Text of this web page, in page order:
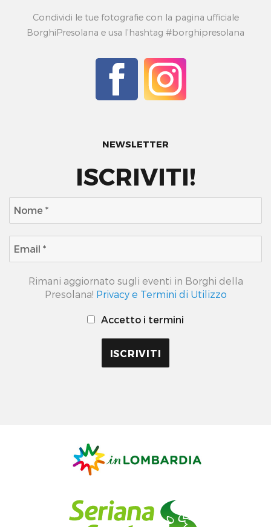
Condividi le tue fotografie con la pagina ufficiale
BorghiPresolana e usa l’hashtag #borghipresolana
NEWSLETTER
ISCRIVITI!
Rimani aggiornato sugli eventi in Borghi della
Presolana! Privacy e Termini di Utilizzo
Accetto i termini